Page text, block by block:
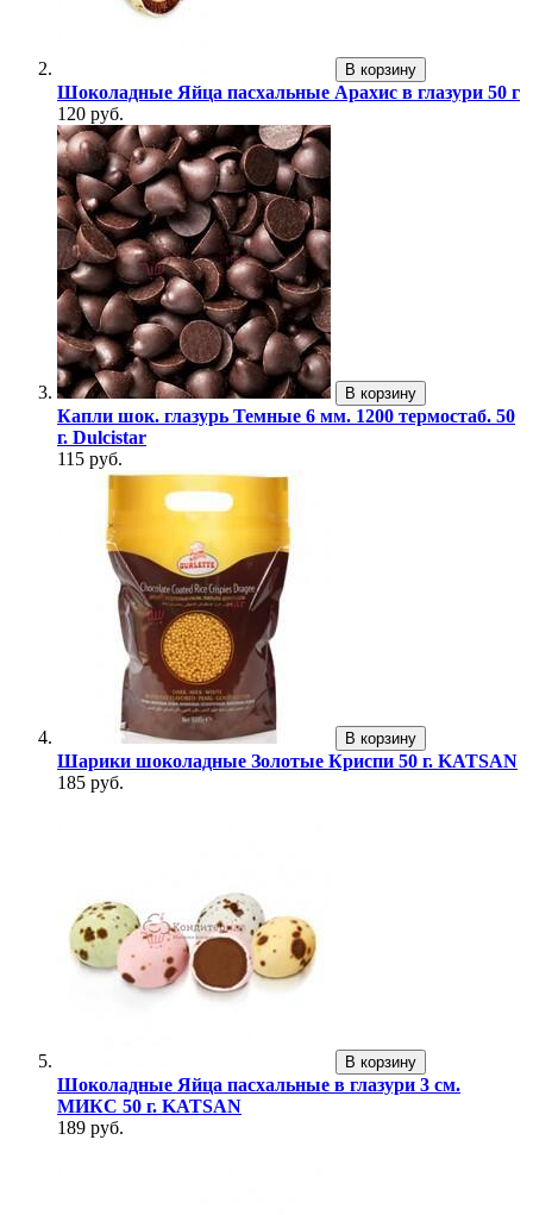
В корзину
Шоколадные Яйца пасхальные Арахис в глазури 50 г
120 руб.
В корзину
Капли шок. глазурь Темные 6 мм. 1200 термостаб. 50
г. Dulcistar
115 руб.
В корзину
Шарики шоколадные Золотые Криспи 50 г. KATSAN
185 руб.
В корзину
Шоколадные Яйца пасхальные в глазури 3 см.
МИКС 50 г. KATSAN
189 руб.